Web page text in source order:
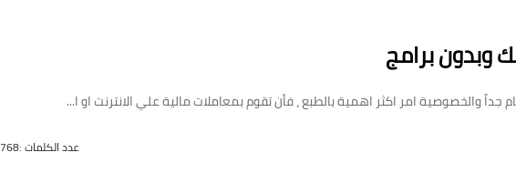
والخصوصية امر اكثر اهمية بالطبع ، فأن تقوم بمعاملات مالية علي الانترنت او ا...
عدد الكلمات :768